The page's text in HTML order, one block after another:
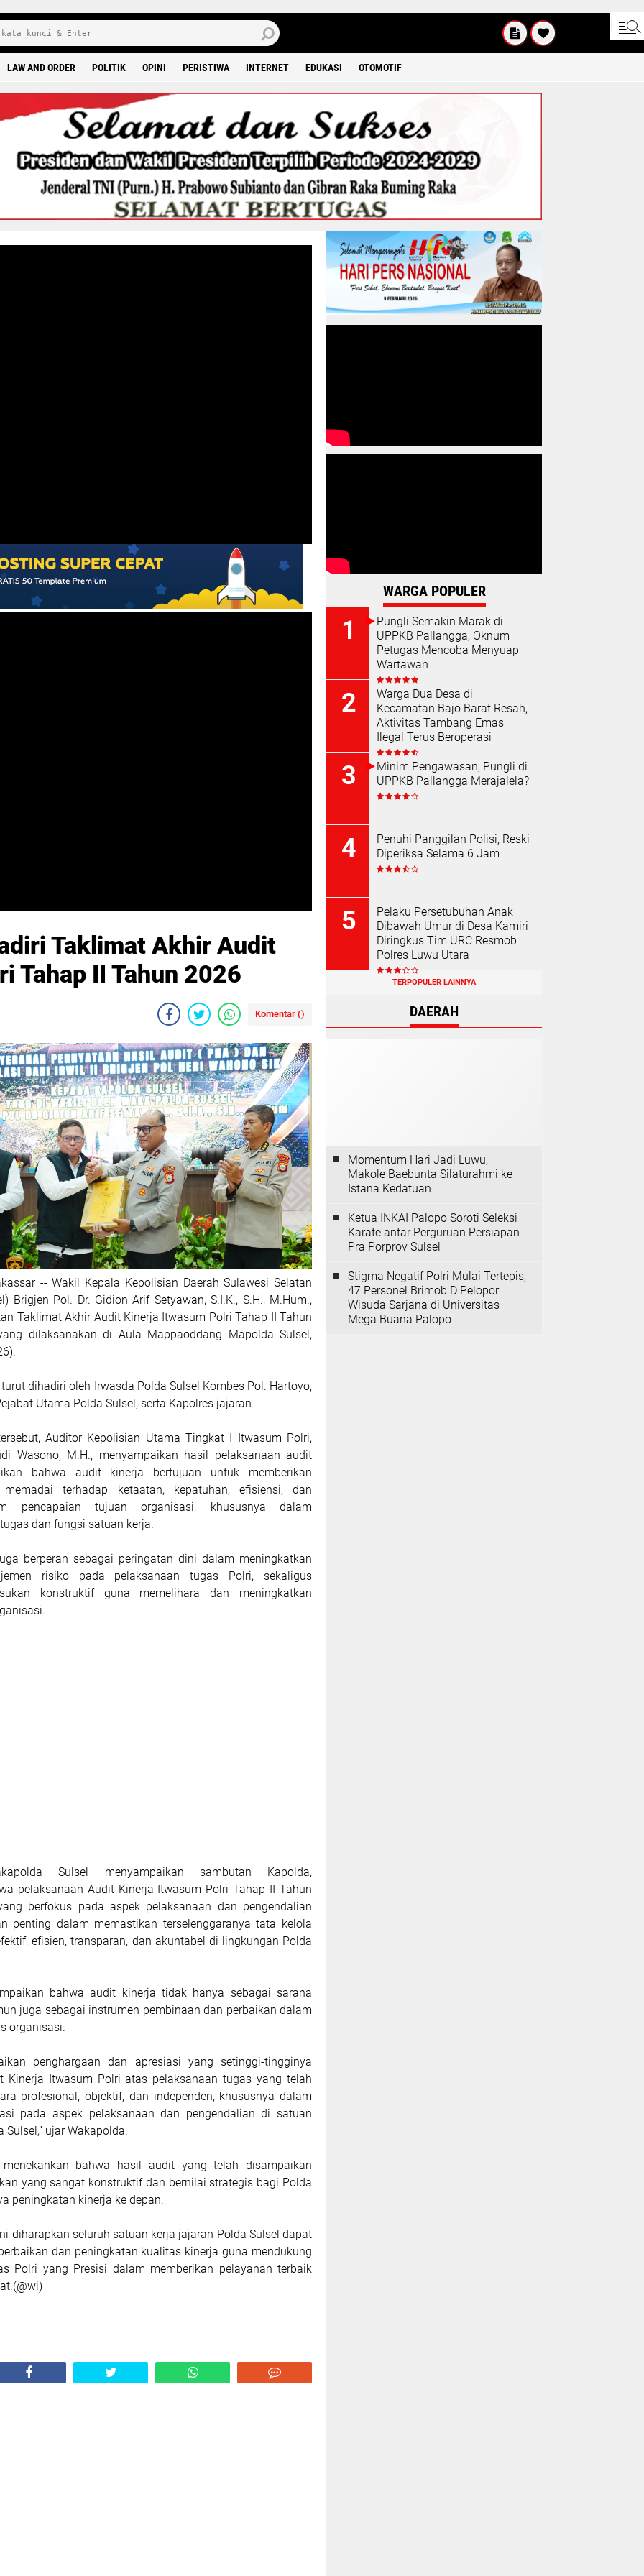
LAW AND ORDER POLITIK OPINI PERISTIWA INTERNET EDUKASI OTOMOTIF
Taklimat Akhir Audit
Tahap II Tahun 2026
Komentar ()
-- Wakil Kepala Kepolisian Daerah Sulawesi Selatan
Brigjen Pol. Dr. Gidion Arif Setyawan, S.I.K., S.H., M.Hum.,
Taklimat Akhir Audit Kinerja Itwasum Polri Tahap II Tahun
dilaksanakan di Aula Mappaoddang Mapolda Sulsel,
dihadiri oleh Irwasda Polda Sulsel Kombes Pol. Hartoyo,
Utama Polda Sulsel, serta Kapolres jajaran.
Auditor Kepolisian Utama Tingkat I Itwasum Polri,
Wasono, M.H., menyampaikan hasil pelaksanaan audit
bahwa audit kinerja bertujuan untuk memberikan
terhadap ketaatan, kepatuhan, efisiensi, dan
pencapaian tujuan organisasi, khususnya dalam
dan fungsi satuan kerja.
berperan sebagai peringatan dini dalam meningkatkan
risiko pada pelaksanaan tugas Polri, sekaligus
konstruktif guna memelihara dan meningkatkan
Sulsel menyampaikan sambutan Kapolda,
pelaksanaan Audit Kinerja Itwasum Polri Tahap II Tahun
berfokus pada aspek pelaksanaan dan pengendalian
penting dalam memastikan terselenggaranya tata kelola
efisien, transparan, dan akuntabel di lingkungan Polda
bahwa audit kinerja tidak hanya sebagai sarana
juga sebagai instrumen pembinaan dan perbaikan dalam
organisasi.
penghargaan dan apresiasi yang setinggi-tingginya
Kinerja Itwasum Polri atas pelaksanaan tugas yang telah
profesional, objektif, dan independen, khususnya dalam
pada aspek pelaksanaan dan pengendalian di satuan
Sulsel,” ujar Wakapolda.
bahwa hasil audit yang telah disampaikan
yang sangat konstruktif dan bernilai strategis bagi Polda
peningkatan kinerja ke depan.
diharapkan seluruh satuan kerja jajaran Polda Sulsel dapat
dan peningkatan kualitas kinerja guna mendukung
Polri yang Presisi dalam memberikan pelayanan terbaik
WARGA POPULER
Pungli Semakin Marak di
UPPKB Pallangga, Oknum
Petugas Mencoba Menyuap
Wartawan
Warga Dua Desa di
Kecamatan Bajo Barat Resah,
Aktivitas Tambang Emas
Ilegal Terus Beroperasi
Minim Pengawasan, Pungli di
UPPKB Pallangga Merajalela?
Penuhi Panggilan Polisi, Reski
Diperiksa Selama 6 Jam
Pelaku Persetubuhan Anak
Dibawah Umur di Desa Kamiri
Diringkus Tim URC Resmob
Polres Luwu Utara
TERPOPULER LAINNYA
DAERAH
Momentum Hari Jadi Luwu,
Makole Baebunta Silaturahmi ke
Istana Kedatuan
Ketua INKAI Palopo Soroti Seleksi
Karate antar Perguruan Persiapan
Pra Porprov Sulsel
Stigma Negatif Polri Mulai Tertepis,
47 Personel Brimob D Pelopor
Wisuda Sarjana di Universitas
Mega Buana Palopo